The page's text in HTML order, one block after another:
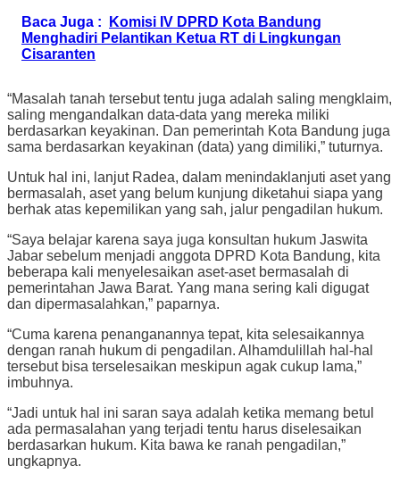
Baca Juga :
Komisi IV DPRD Kota Bandung
Menghadiri Pelantikan Ketua RT di Lingkungan
Cisaranten
“Masalah tanah tersebut tentu juga adalah saling mengklaim,
saling mengandalkan data-data yang mereka miliki
berdasarkan keyakinan. Dan pemerintah Kota Bandung juga
sama berdasarkan keyakinan (data) yang dimiliki,” tuturnya.
Untuk hal ini, lanjut Radea, dalam menindaklanjuti aset yang
bermasalah, aset yang belum kunjung diketahui siapa yang
berhak atas kepemilikan yang sah, jalur pengadilan hukum.
“Saya belajar karena saya juga konsultan hukum Jaswita
Jabar sebelum menjadi anggota DPRD Kota Bandung, kita
beberapa kali menyelesaikan aset-aset bermasalah di
pemerintahan Jawa Barat. Yang mana sering kali digugat
dan dipermasalahkan,” paparnya.
“Cuma karena penanganannya tepat, kita selesaikannya
dengan ranah hukum di pengadilan. Alhamdulillah hal-hal
tersebut bisa terselesaikan meskipun agak cukup lama,”
imbuhnya.
“Jadi untuk hal ini saran saya adalah ketika memang betul
ada permasalahan yang terjadi tentu harus diselesaikan
berdasarkan hukum. Kita bawa ke ranah pengadilan,”
ungkapnya.